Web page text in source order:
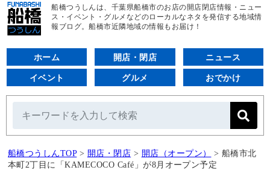
船橋つうしんは、千葉県船橋市のお店の開店閉店情報・ニュー
ス・イベント・グルメなどのローカルなネタを発信する地域情
報ブログ。船橋市近隣地域の情報もお届け！
ホーム 開店・閉店 ニュース
イベント グルメ おでかけ
船橋つうしんTOP > 開店・閉店 > 開店（オープン） > 船橋市北
本町2丁目に「KAMECOCO Café」が8月オープン予定